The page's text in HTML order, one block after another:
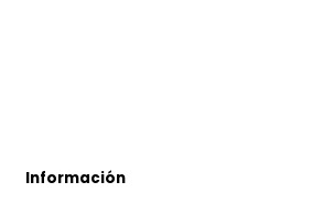
Información